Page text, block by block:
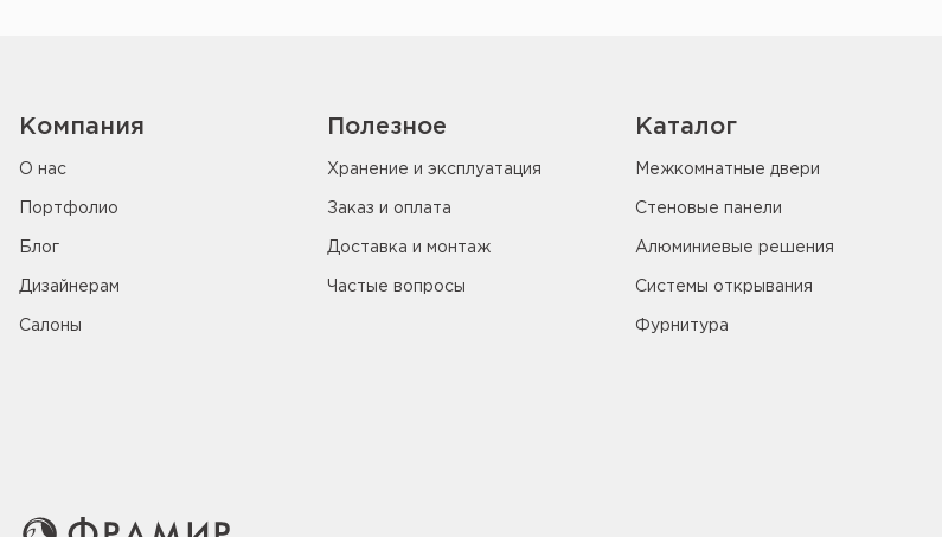
Компания
О нас
Портфолио
Блог
Дизайнерам
Салоны
Полезное
Хранение и эксплуатация
Заказ и оплата
Доставка и монтаж
Частые вопросы
Каталог
Межкомнатные двери
Стеновые панели
Алюминиевые решения
Системы открывания
Фурнитура